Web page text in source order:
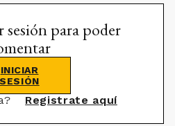
para poder
INICIAR
SESIÓN
Registrate aquí